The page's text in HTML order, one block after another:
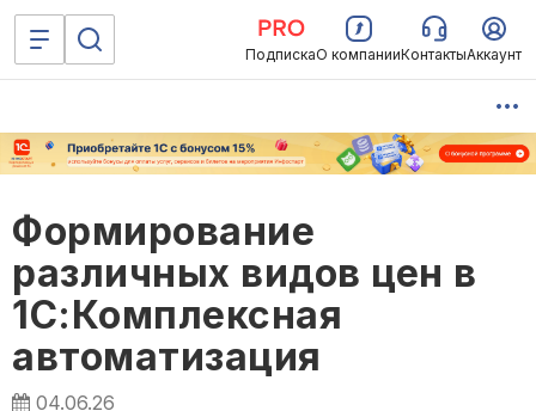
ПодпискаО компанииКонтактыАккаунт
Формирование
различных видов цен в
1С:Комплексная
автоматизация
04.06.26